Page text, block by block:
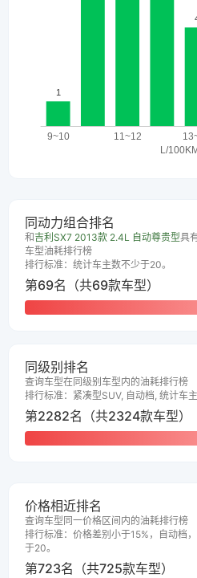
同动力组合排名
和吉利SX7 2013款 2.4L 自动尊贵型具
车型油耗排行榜
排行标准：统计车主数不少于20。
第69名（共69款车型）
同级别排名
查询车型在同级别车型内的油耗排行榜
排行标准：紧凑型SUV, 自动档, 统计车
第2282名（共2324款车型）
价格相近排名
查询车型同一价格区间内的油耗排行榜
排行标准：价格差别小于15%，自动档
于20。
第723名（共725款车型）